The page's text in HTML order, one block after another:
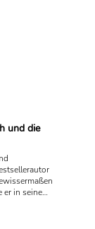
und die
in seinem